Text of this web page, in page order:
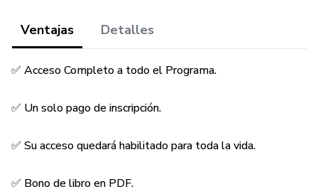
prenda.
y vestidos para cualquier tipo de mascotas.
✅ Aprenderás a confeccionar diferentes tamaños de
mascotas.
✅ Aprenderás a crear variación de moldes por tamaños.
Ventajas Detalles
✅ Acceso Completo a todo el Programa.
✅ Un solo pago de inscripción.
✅ Su acceso quedará habilitado para toda la vida.
✅ Bono de libro en PDF.